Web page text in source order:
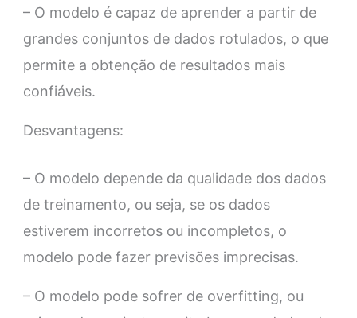
– O modelo é capaz de aprender a partir de
grandes conjuntos de dados rotulados, o que
permite a obtenção de resultados mais
confiáveis.
Desvantagens:
– O modelo depende da qualidade dos dados
de treinamento, ou seja, se os dados
estiverem incorretos ou incompletos, o
modelo pode fazer previsões imprecisas.
– O modelo pode sofrer de overfitting, ou